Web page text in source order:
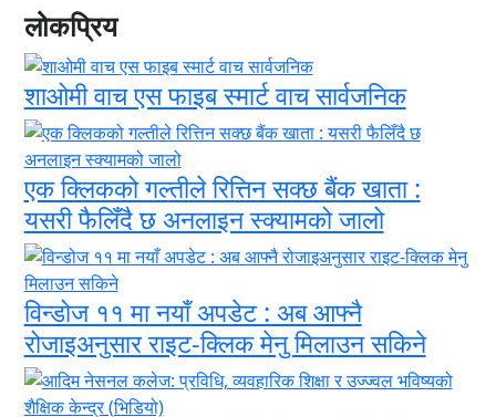
लोकप्रिय
शाओमी वाच एस फाइब स्मार्ट वाच सार्वजनिक
एक क्लिकको गल्तीले रित्तिन सक्छ बैंक खाता :
यसरी फैलिँदै छ अनलाइन स्क्यामको जालो
विन्डोज ११ मा नयाँ अपडेट : अब आफ्नै
रोजाइअनुसार राइट-क्लिक मेनु मिलाउन सकिने